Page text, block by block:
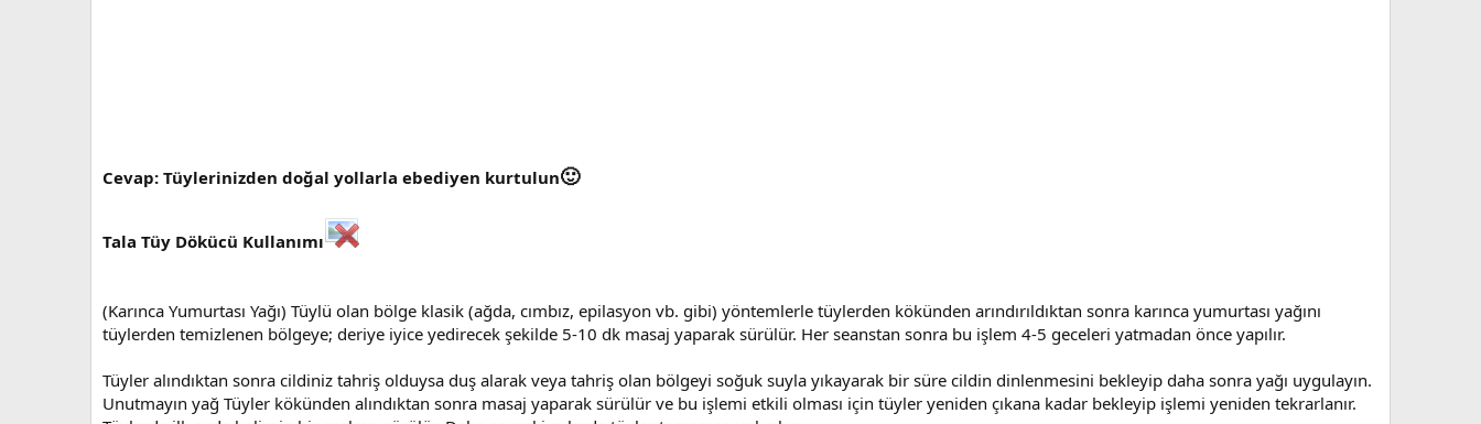
Cevap: Tüylerinizden doğal yollarla ebediyen kurtulun🙂
Tala Tüy Dökücü Kullanımı
(Karınca Yumurtası Yağı) Tüylü olan bölge klasik (ağda, cımbız, epilasyon vb. gibi) yöntemlerle tüylerden kökünden arındırıldıktan sonra karınca yumurtası yağını
tüylerden temizlenen bölgeye; deriye iyice yedirecek şekilde 5-10 dk masaj yaparak sürülür. Her seanstan sonra bu işlem 4-5 geceleri yatmadan önce yapılır.
Tüyler alındıktan sonra cildiniz tahriş olduysa duş alarak veya tahriş olan bölgeyi soğuk suyla yıkayarak bir süre cildin dinlenmesini bekleyip daha sonra yağı uygulayın.
Unutmayın yağ Tüyler kökünden alındıktan sonra masaj yaparak sürülür ve bu işlemi etkili olması için tüyler yeniden çıkana kadar bekleyip işlemi yeniden tekrarlanır.